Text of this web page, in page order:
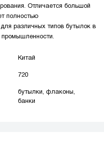
Отличается большой
полностью
различных типов бутылок в
промышленности.
Китай
720
бутылки, флаконы,
банки